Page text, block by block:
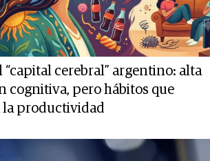
“capital cerebral” argentino: alta
cognitiva, pero hábitos que
productividad